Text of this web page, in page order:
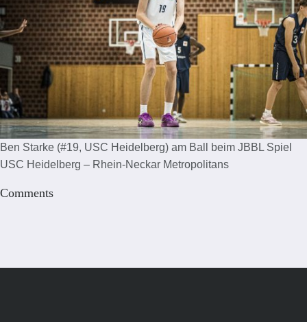
Ben Starke (#19, USC Heidelberg) am Ball beim JBBL Spiel
USC Heidelberg – Rhein-Neckar Metropolitans
Comments